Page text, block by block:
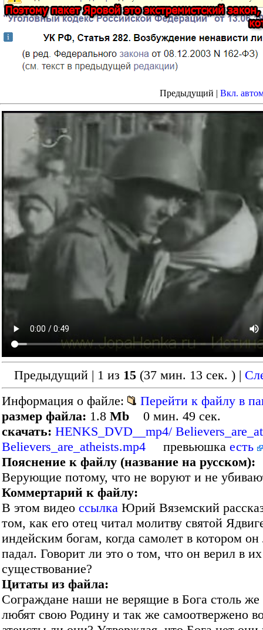
Предыдущий | Вкл.
Предыдущий | 1 из 15 (37 мин. 13 сек. ) |
Информация о файле:
Перейти к файлу в
размер файла: 1.8 Mb 0 мин. 49 сек.
скачать: HENKS_DVD__mp4/
Believers_are_atheists.mp4 превьюшка есть
Пояснение к файлу (название на русском):
Верующие потому, что не воруют и не
Коммертарий к файлу:
В этом видео ссылка Юрий Вяземский
том, как его отец читал молитву святой
индейским богам, когда самолет в котором он
падал. Говорит ли это о том, что он верил в их
существование?
Цитаты из файла:
Сограждане наши не верящие в Бога столь же
любят свою Родину и так же самоотвержено